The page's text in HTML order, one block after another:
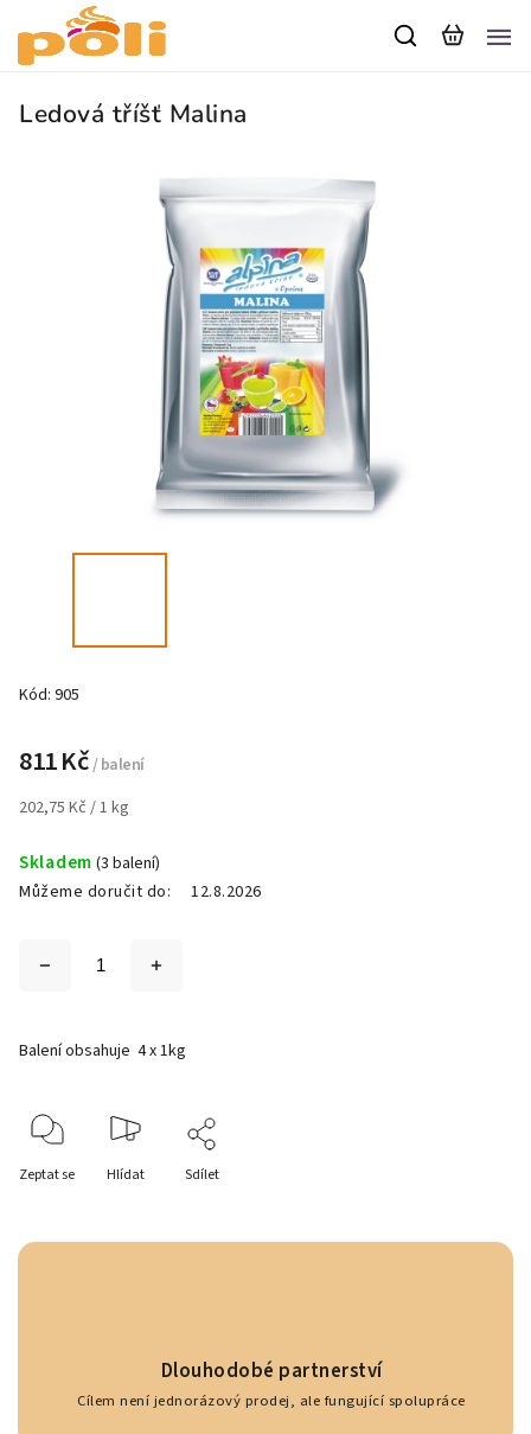
Ledová tříšť Malina
Kód: 905
811 Kč/ balení
202,75 Kč / 1 kg
Skladem (3 balení)
Můžeme doručit do:
12.8.2026
Balení obsahuje 4 x 1kg
Zeptat se Hlídat Sdílet
Dlouhodobé partnerství
Cílem není jednorázový prodej, ale fungující spolupráce